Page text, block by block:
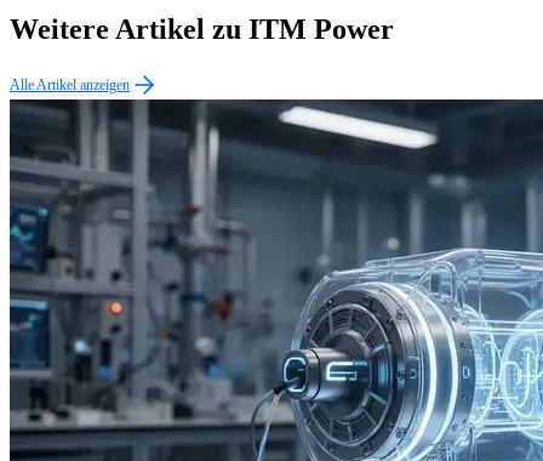
Weitere Artikel zu ITM Power
Alle Artikel anzeigen